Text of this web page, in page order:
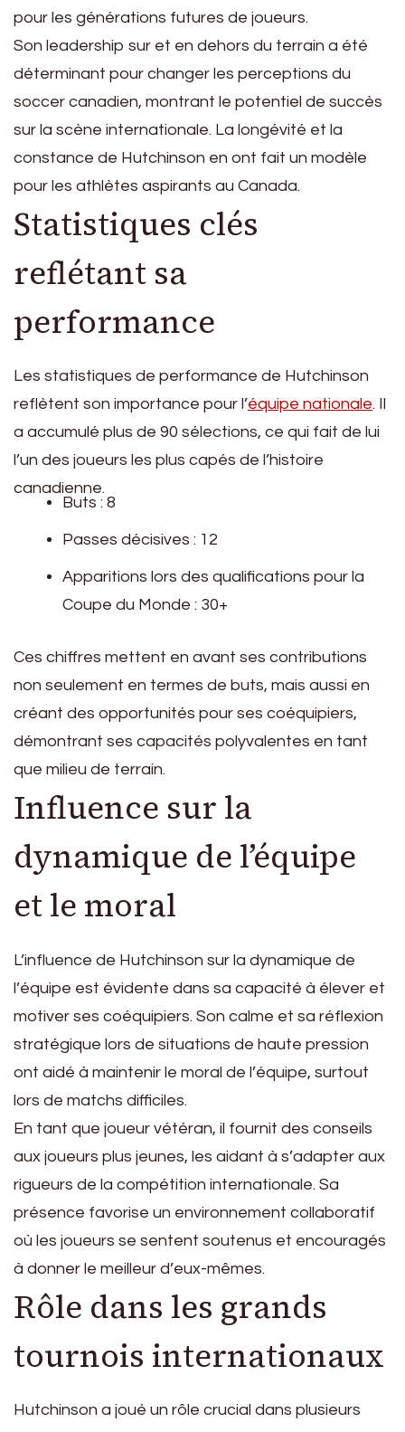
pour les générations futures de joueurs.
Son leadership sur et en dehors du terrain a été
déterminant pour changer les perceptions du
soccer canadien, montrant le potentiel de succès
sur la scène internationale. La longévité et la
constance de Hutchinson en ont fait un modèle
pour les athlètes aspirants au Canada.
Statistiques clés
reflétant sa
performance
Les statistiques de performance de Hutchinson
reflètent son importance pour l’équipe nationale. Il
a accumulé plus de 90 sélections, ce qui fait de lui
l’un des joueurs les plus capés de l’histoire
canadienne.
Buts : 8
Passes décisives : 12
Apparitions lors des qualifications pour la
Coupe du Monde : 30+
Ces chiffres mettent en avant ses contributions
non seulement en termes de buts, mais aussi en
créant des opportunités pour ses coéquipiers,
démontrant ses capacités polyvalentes en tant
que milieu de terrain.
Influence sur la
dynamique de l’équipe
et le moral
L’influence de Hutchinson sur la dynamique de
l’équipe est évidente dans sa capacité à élever et
motiver ses coéquipiers. Son calme et sa réflexion
stratégique lors de situations de haute pression
ont aidé à maintenir le moral de l’équipe, surtout
lors de matchs difficiles.
En tant que joueur vétéran, il fournit des conseils
aux joueurs plus jeunes, les aidant à s’adapter aux
rigueurs de la compétition internationale. Sa
présence favorise un environnement collaboratif
où les joueurs se sentent soutenus et encouragés
à donner le meilleur d’eux-mêmes.
Rôle dans les grands
tournois internationaux
Hutchinson a joué un rôle crucial dans plusieurs